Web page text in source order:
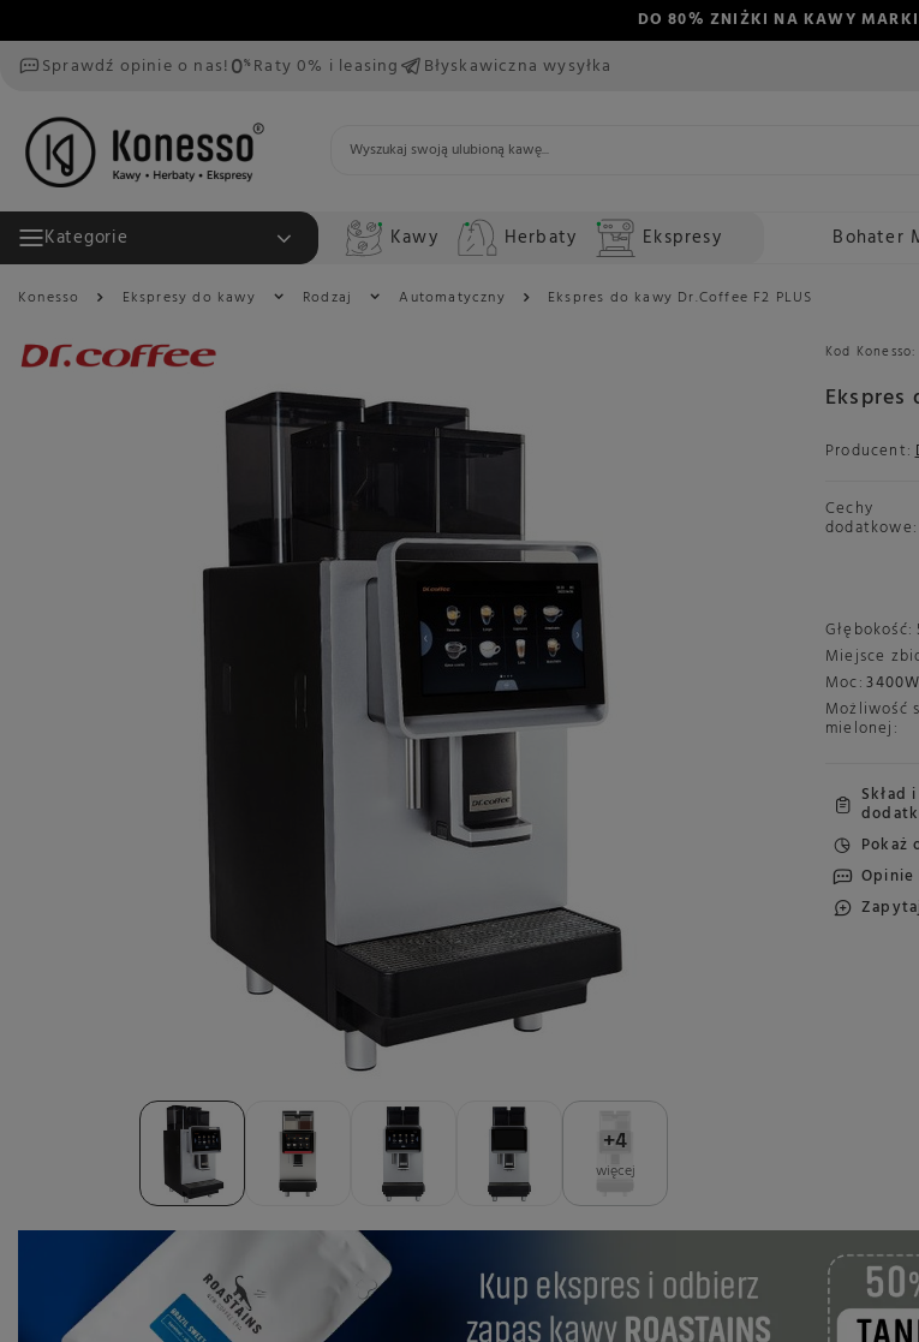
DO 80% ZNIŻKI NA KAWY
Sprawdź opinie o nas!
Raty 0% i leasing Błyskawiczna wysyłka
Kategorie Kawy Herbaty Ekspresy Bohater
Konesso Ekspresy do kawy Rodzaj Automatyczny Ekspres do kawy Dr.Coffee F2 PLUS
+4
więcej
Ekspres
Kod Konesso:
Producent:
Cechy
dodatkowe:
Głębokość:
Miejsce
Moc: 3400W
Możliwość
mielonej:
Skład
Pokaż